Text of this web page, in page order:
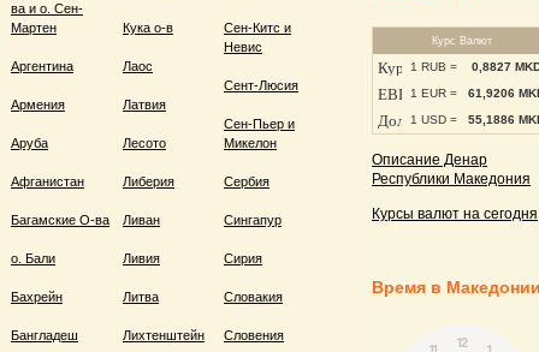
ва и о. Сен-
Мартен
Аргентина
Армения
Аруба
Афганистан
Багамские О-ва
о. Бали
Бахрейн
Бангладеш
Кука о-в
Лаос
Латвия
Лесото
Либерия
Ливан
Ливия
Литва
Лихтенштейн
Сен-Китс и
Невис
Сент-Люсия
Сен-Пьер и
Микелон
Сербия
Сингапур
Сирия
Словакия
Словения
Курс Валют
1 RUB =
0,8827
1 EUR =
61,9206
1 USD =
55,1886
Описание Денар
Республики Македония
Курсы валют на сегодня
Время в